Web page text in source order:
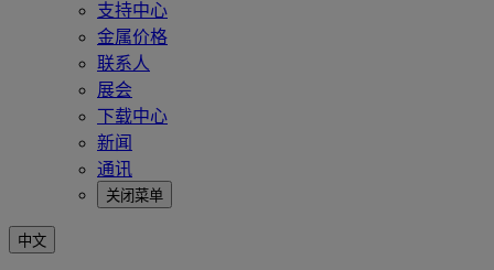
支持中心
金属价格
联系人
展会
下载中心
新闻
通讯
关闭菜单
中文